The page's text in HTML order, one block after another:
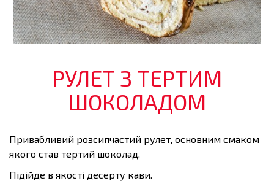
РУЛЕТ З ТЕРТИМ
ШОКОЛАДОМ
Привабливий розсипчастий рулет, основним смаком
якого став тертий шоколад.
Підійде в якості десерту кави.